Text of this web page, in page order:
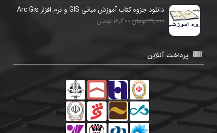
دانلود جزوه کتاب آموزش مبانی GIS و نرم افزار Arc Gis
19,000 تومان 16,300 تومان
پرداخت آنلاین